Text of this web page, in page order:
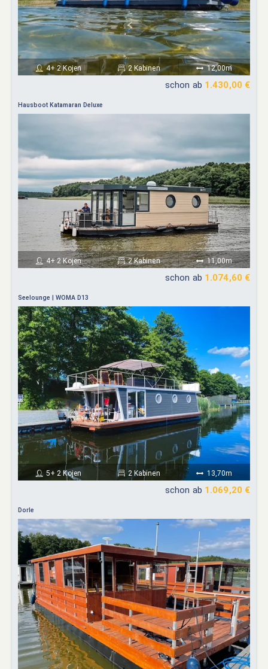
4+ 2 Kojen 2 Kabinen 12,00m
schon ab 1.430,00 €
Hausboot Katamaran Deluxe
4+ 2 Kojen 2 Kabinen 11,00m
schon ab 1.074,60 €
Seelounge | WOMA D13
5+ 2 Kojen 2 Kabinen 13,70m
schon ab 1.069,20 €
Dorle